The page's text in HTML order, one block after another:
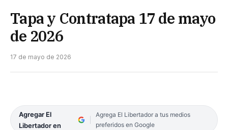
Tapa y Contratapa 17 de mayo
de 2026
17 de mayo de 2026
Agregar El
Libertador en
Agrega El Libertador a tus medios
preferidos en Google